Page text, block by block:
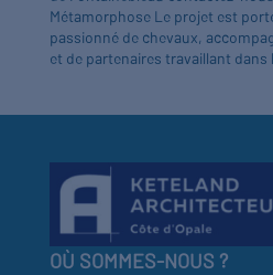
Métamorphose Le projet est
passionné de chevaux,
et de partenaires travaillant dans
OÙ SOMMES-NOUS ?